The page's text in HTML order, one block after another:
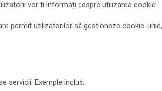
vor fi informați despre utilizarea cookie-
permit utilizatorilor să gestioneze cookie-urile,
servicii. Exemple includ: